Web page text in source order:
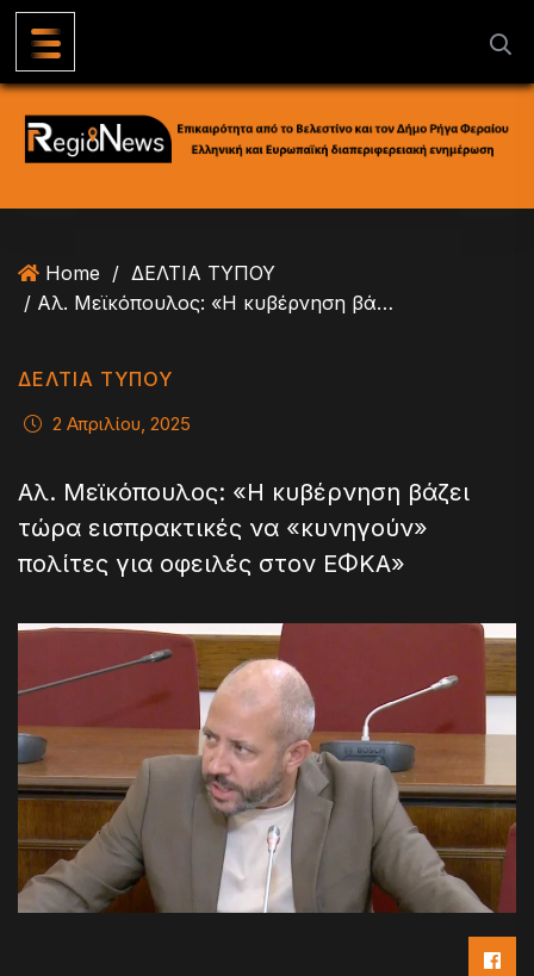
Home / ΔΕΛΤΙΑ ΤΥΠΟΥ
/ Αλ. Μεϊκόπουλος: «Η κυβέρνηση βάζει τώρα εισπρακτικές να «κυνηγούν» πολίτες για οφειλές στον ΕΦΚΑ»
ΔΕΛΤΙΑ ΤΥΠΟΥ
2 Απριλίου, 2025
Αλ. Μεϊκόπουλος: «Η κυβέρνηση βάζει
τώρα εισπρακτικές να «κυνηγούν»
πολίτες για οφειλές στον ΕΦΚΑ»